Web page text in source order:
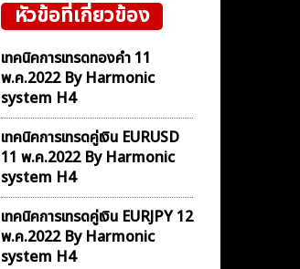
หัวข้อที่เกี่ยวข้อง
เทคนิคการเทรดทองคำ 11
พ.ค.2022 By Harmonic
system H4
เทคนิคการเทรดคู่เงิน EURUSD
11 พ.ค.2022 By Harmonic
system H4
เทคนิคการเทรดคู่เงิน EURJPY 12
พ.ค.2022 By Harmonic
system H4